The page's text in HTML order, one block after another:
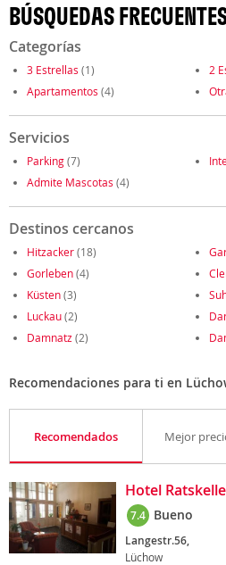
BÚSQUEDAS
Categorías
3 Estrellas (1) 2
Apartamentos (4)
Servicios
Parking(7)
Admite Mascotas (4)
Destinos cercanos
Hitzacker(18)
Gorleben(4)
Küsten(3)
Luckau(2)
Damnatz (2)
Recomendaciones para ti en
Recomendados Mejor
Hotel
7.4 Bueno
Langestr.56,
Lüchow